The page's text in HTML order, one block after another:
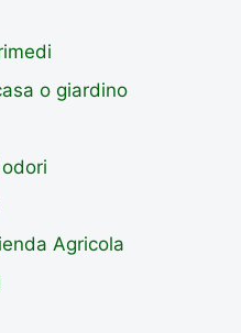
o giardino
Agricola